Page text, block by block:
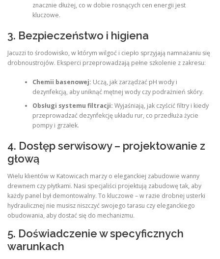
znacznie dłużej, co w dobie rosnących cen energii jest
kluczowe.
3. Bezpieczeństwo i higiena
Jacuzzi to środowisko, w którym wilgoć i ciepło sprzyjają namnażaniu się
drobnoustrojów. Eksperci przeprowadzają pełne szkolenie z zakresu:
Chemii basenowej: Uczą, jak zarządzać pH wody i
dezynfekcją, aby uniknąć mętnej wody czy podrażnień skóry.
Obsługi systemu filtracji: Wyjaśniają, jak czyścić filtry i kiedy
przeprowadzać dezynfekcję układu rur, co przedłuża życie
pompy i grzałek.
4. Dostęp serwisowy – projektowanie z
głową
Wielu klientów w Katowicach marzy o eleganckiej zabudowie wanny
drewnem czy płytkami. Nasi specjaliści projektują zabudowę tak, aby
każdy panel był demontowalny. To kluczowe – w razie drobnej usterki
hydraulicznej nie musisz niszczyć swojego tarasu czy eleganckiego
obudowania, aby dostać się do mechanizmu.
5. Doświadczenie w specyficznych
warunkach